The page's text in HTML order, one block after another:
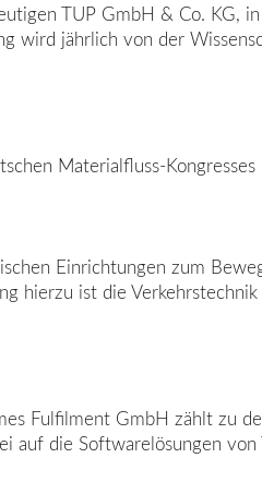
TUP GmbH & Co. KG,
wird jährlich von der
Materialfluss-
Einrichtungen zum
hierzu ist die
Fulfilment GmbH zählt zu
die Softwarelösungen